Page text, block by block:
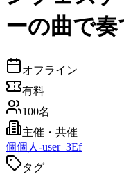
ーの曲で
オフライン
有料
100名
主催・共催
個個人-user_3Ef
タグ